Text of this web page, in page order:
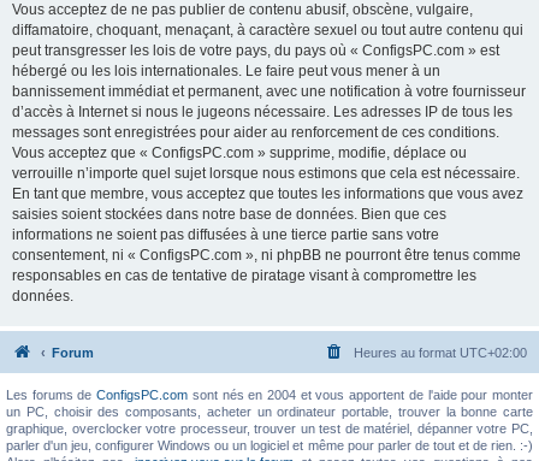
Vous acceptez de ne pas publier de contenu abusif, obscène, vulgaire,
diffamatoire, choquant, menaçant, à caractère sexuel ou tout autre contenu qui
peut transgresser les lois de votre pays, du pays où « ConfigsPC.com » est
hébergé ou les lois internationales. Le faire peut vous mener à un
bannissement immédiat et permanent, avec une notification à votre fournisseur
d’accès à Internet si nous le jugeons nécessaire. Les adresses IP de tous les
messages sont enregistrées pour aider au renforcement de ces conditions.
Vous acceptez que « ConfigsPC.com » supprime, modifie, déplace ou
verrouille n’importe quel sujet lorsque nous estimons que cela est nécessaire.
En tant que membre, vous acceptez que toutes les informations que vous avez
saisies soient stockées dans notre base de données. Bien que ces
informations ne soient pas diffusées à une tierce partie sans votre
consentement, ni « ConfigsPC.com », ni phpBB ne pourront être tenus comme
responsables en cas de tentative de piratage visant à compromettre les
données.
Forum Heures au format UTC+02:00
Les forums deConfigsPC.com sont nés en 2004 et vous apportent de l'aide pour monter
un PC, choisir des composants, acheter un ordinateur portable, trouver la bonne carte
graphique, overclocker votre processeur, trouver un test de matériel, dépanner votre PC,
parler d'un jeu, configurer Windows ou un logiciel et même pour parler de tout et de rien. :-)